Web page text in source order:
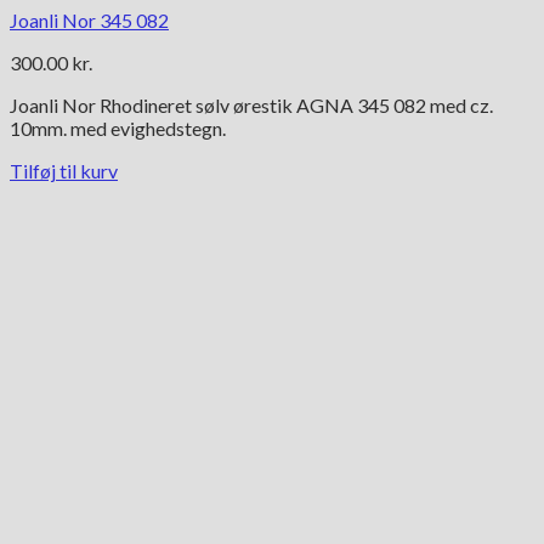
Joanli Nor 345 082
300.00 kr.
Joanli Nor Rhodineret sølv ørestik AGNA 345 082 med cz.
10mm. med evighedstegn.
Tilføj til kurv